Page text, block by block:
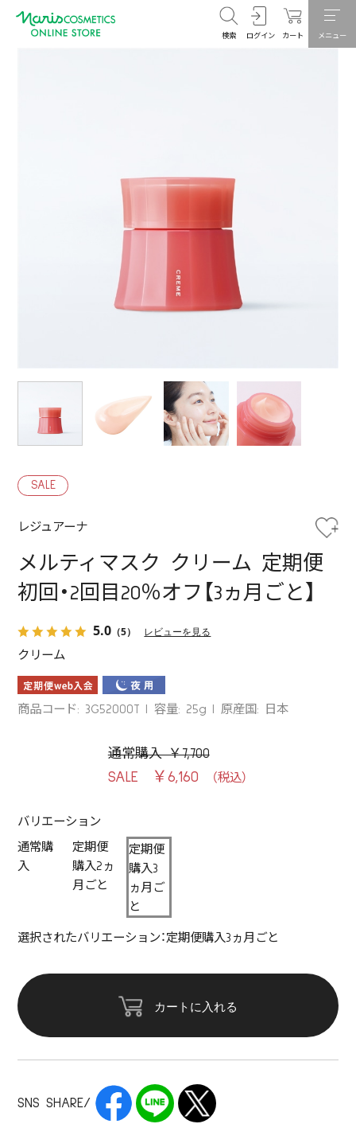
検索 ログイン カート メニュー
SALE
レジュアーナ
メルティマスク クリーム 定期便
初回・2回目20％オフ【3ヵ月ごと】
5.0 （5） レビューを見る
クリーム
商品コード: 3G52000T 容量: 25g 原産国: 日本
通常購入 ￥7,700
￥6,160
バリエーション
通常購
入
定期便
購入2ヵ
月ごと
定期便
購入3
ヵ月ご
と
選択されたバリエーション：定期便購入3ヵ月ごと
カートに入れる
SNS SHARE/